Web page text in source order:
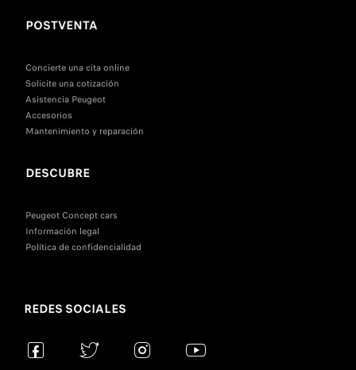
POSTVENTA
Concierte una cita online
Solicite una cotización
Asistencia Peugeot
Accesorios
Mantenimiento y reparación
DESCUBRE
Peugeot Concept cars
Información legal
Política de confidencialidad
REDES SOCIALES